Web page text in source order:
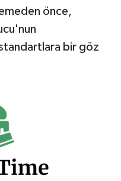
önce,
bir göz